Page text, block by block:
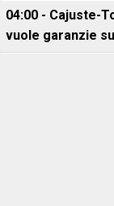
04:00 - Cajuste-
vuole garanzie